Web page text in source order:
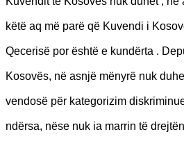
këtë aq më parë që Kuvendi i
Qecerisë por është e kundërta .
Kosovës, në asnjë mënyrë nuk
vendosë për kategorizim
ndërsa, nëse nuk ia marrin të